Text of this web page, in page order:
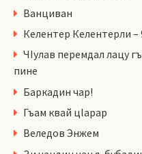
Ванциван
Келентер Келентерли –
ЧIулав перемдал лацу
пине
Баркадин чар!
Гъам квай цlарар
Веледов Энжем